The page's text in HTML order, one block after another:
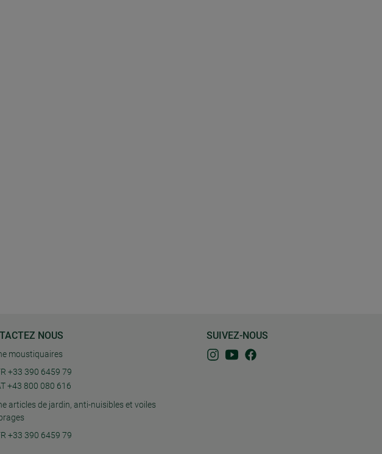
NOUS
moustiquaires
+33 390 6459 79
+43 800 080 616
articles de jardin, anti-nuisibles et voiles
+33 390 6459 79
SUIVEZ-NOUS